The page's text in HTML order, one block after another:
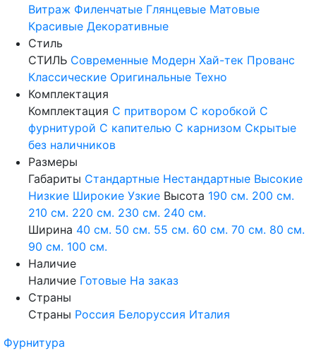
Витраж Филенчатые Глянцевые Матовые
Красивые Декоративные
Стиль
СТИЛЬ Современные Модерн Хай-тек Прованс
Классические Оригинальные Техно
Комплектация
Комплектация С притвором С коробкой С
фурнитурой С капителью С карнизом Скрытые
без наличников
Размеры
Габариты Стандартные Нестандартные Высокие
Низкие Широкие Узкие Высота 190 см. 200 см.
210 см. 220 см. 230 см. 240 см.
Ширина 40 см. 50 см. 55 см. 60 см. 70 см. 80 см.
90 см. 100 см.
Наличие
Наличие Готовые На заказ
Страны
Страны Россия Белоруссия Италия
Фурнитура